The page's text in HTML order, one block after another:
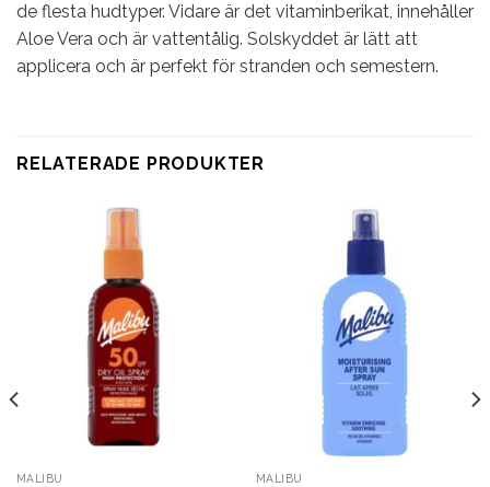
de flesta hudtyper. Vidare är det vitaminberikat, innehåller
Aloe Vera och är vattentålig. Solskyddet är lätt att
applicera och är perfekt för stranden och semestern.
RELATERADE PRODUKTER
MALIBU MALIBU